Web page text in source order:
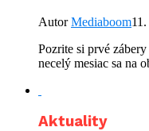
AutorMediaboom
Pozrite si prvé
necelý mesiac sa na
Aktuality